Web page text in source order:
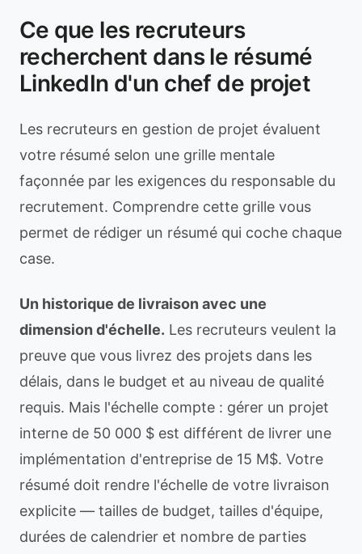
Ce que les recruteurs
recherchent dans le résumé
LinkedIn d'un chef de projet
Les recruteurs en gestion de projet évaluent
votre résumé selon une grille mentale
façonnée par les exigences du responsable du
recrutement. Comprendre cette grille vous
permet de rédiger un résumé qui coche chaque
case.
Un historique de livraison avec une
dimension d'échelle. Les recruteurs veulent la
preuve que vous livrez des projets dans les
délais, dans le budget et au niveau de qualité
requis. Mais l'échelle compte : gérer un projet
interne de 50 000 $ est différent de livrer une
implémentation d'entreprise de 15 M$. Votre
résumé doit rendre l'échelle de votre livraison
explicite — tailles de budget, tailles d'équipe,
durées de calendrier et nombre de parties